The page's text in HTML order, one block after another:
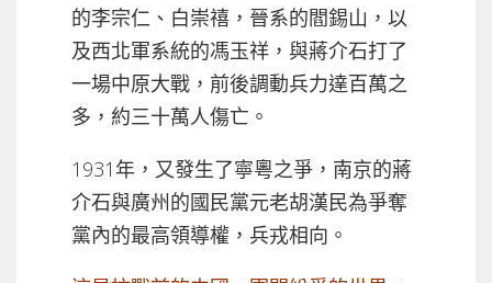
的李宗仁、白崇禧，晉系的閻錫山，以
及西北軍系統的馮玉祥，與蔣介石打了
一場中原大戰，前後調動兵力達百萬之
多，約三十萬人傷亡。
1931年，又發生了寧粵之爭，南京的蔣
介石與廣州的國民黨元老胡漢民為爭奪
黨內的最高領導權，兵戎相向。